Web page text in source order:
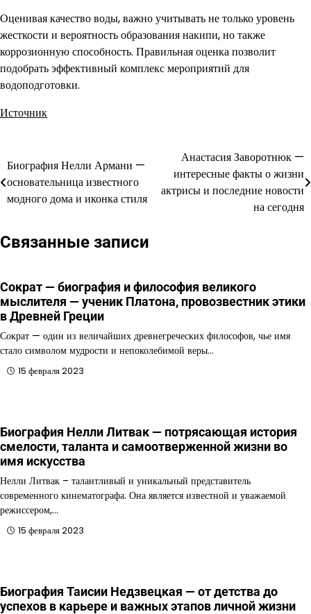
Оценивая качество воды, важно учитывать не только уровень
жесткости и вероятность образования накипи, но также
коррозионную способность. Правильная оценка позволит
подобрать эффективный комплекс мероприятий для
водоподготовки.
Источник
Навигация
по
записям
Биография Нелли Армани —
основательница известного
модного дома и иконка стиля
Анастасия Заворотнюк —
интересные факты о жизни
актрисы и последние новости
на сегодня
Связанные записи
Сократ — биография и философия великого
мыслителя — ученик Платона, провозвестник этики
в Древней Греции
Сократ — один из величайших древнегреческих философов, чье имя
стало символом мудрости и непоколебимой веры…
15 февраля 2023
Биография Нелли Литвак — потрясающая история
смелости, таланта и самоотверженной жизни во
имя искусства
Нелли Литвак – талантливый и уникальный представитель
современного кинематографа. Она является известной и уважаемой
режиссером,…
15 февраля 2023
Биография Таисии Недзвецкая — от детства до
успехов в карьере и важных этапов личной жизни